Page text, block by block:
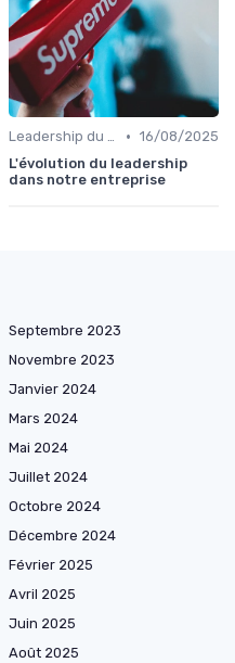
Leadership du directeur commercial • 16/08/2025
L'évolution du leadership
dans notre entreprise
Septembre 2023
Novembre 2023
Janvier 2024
Mars 2024
Mai 2024
Juillet 2024
Octobre 2024
Décembre 2024
Février 2025
Avril 2025
Juin 2025
Août 2025